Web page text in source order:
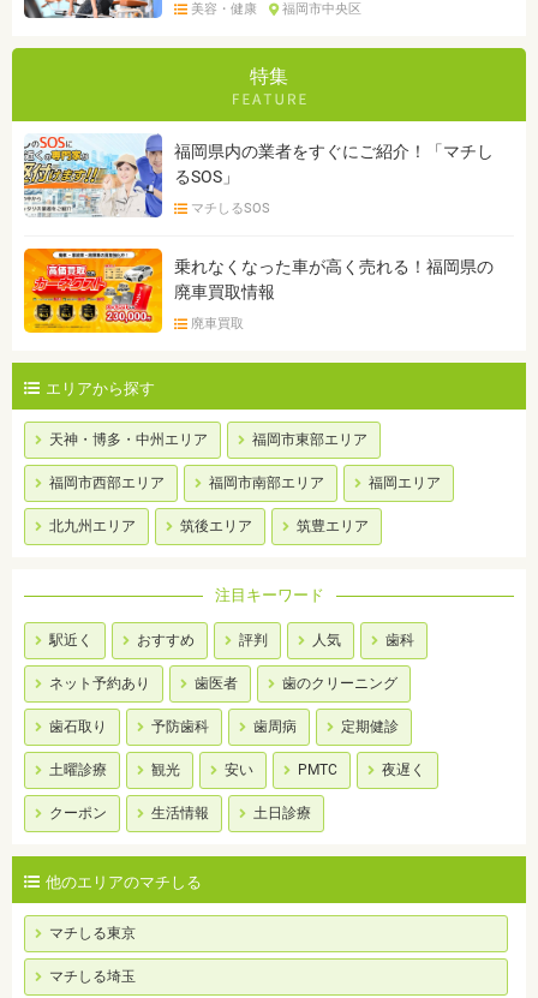
美容・健康 福岡市中央区
特集
福岡県内の業者をすぐにご紹介！「マチし
るSOS」
マチしるSOS
乗れなくなった車が高く売れる！福岡県の
廃車買取情報
廃車買取
エリアから探す
天神・博多・中州エリア 福岡市東部エリア
福岡市西部エリア 福岡市南部エリア 福岡エリア
北九州エリア 筑後エリア 筑豊エリア
注目キーワード
駅近く おすすめ 評判 人気 歯科
ネット予約あり 歯医者 歯のクリーニング
歯石取り 予防歯科 歯周病 定期健診
土曜診療 観光 安い PMTC 夜遅く
クーポン 生活情報 土日診療
他のエリアのマチしる
マチしる東京
マチしる埼玉